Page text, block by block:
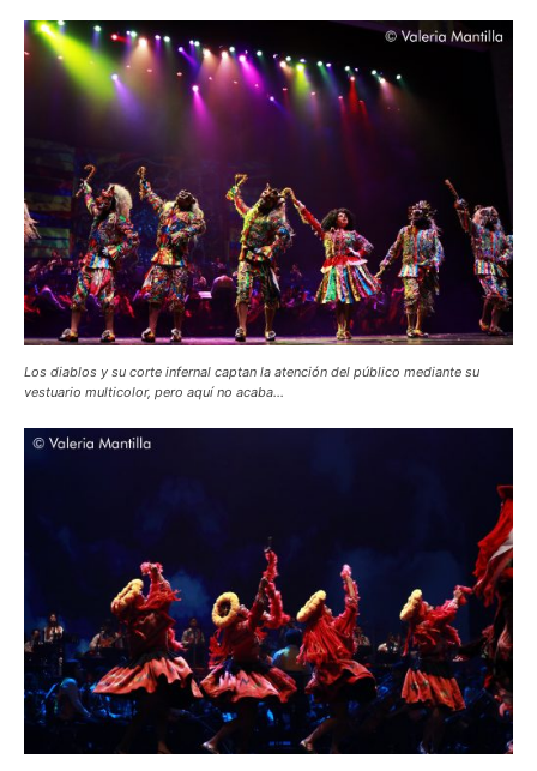
Los diablos y su corte infernal captan la atención del público mediante su
vestuario multicolor, pero aquí no acaba…